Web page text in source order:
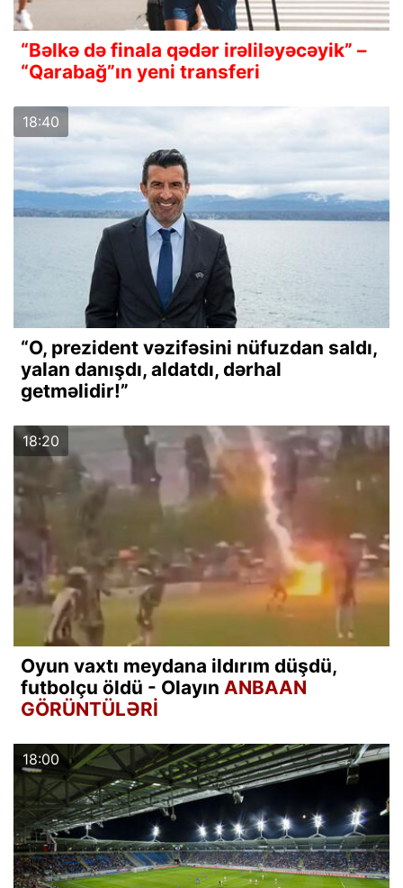
“Bəlkə də finala qədər irəliləyəcəyik” –
“Qarabağ”ın yeni transferi
18:40
“O, prezident vəzifəsini nüfuzdan saldı,
yalan danışdı, aldatdı, dərhal
getməlidir!”
18:20
Oyun vaxtı meydana ildırım düşdü,
futbolçu öldü - Olayın ANBAAN
GÖRÜNTÜLƏRİ
18:00